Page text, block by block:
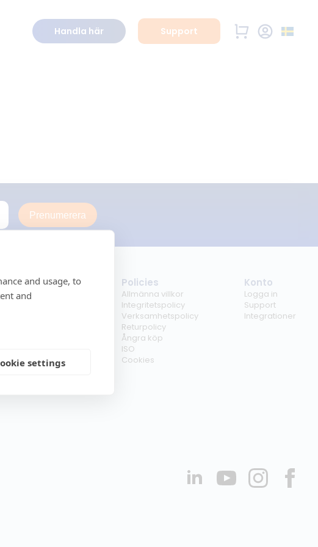
and usage, to
and
settings
Handla här Support
Prenumerera
Företag
Om oss
Policies
Allmänna villkor
Integritetspolicy
Verksamhetspolicy
Returpolicy
Ångra köp
ISO
Cookies
Konto
Logga in
Support
Integrationer